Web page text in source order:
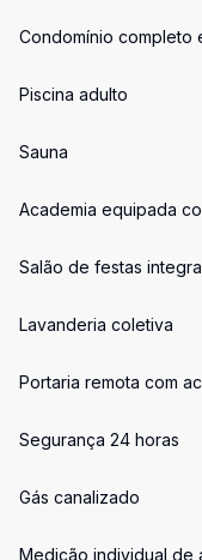
Condomínio completo
Piscina adulto
Sauna
Academia equipada
Salão de festas
Lavanderia coletiva
Portaria remota com
Segurança 24 horas
Gás canalizado
Medição individual de